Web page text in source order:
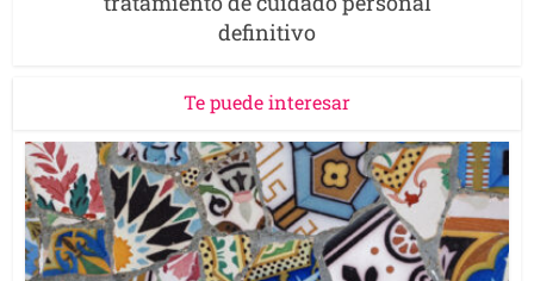
definitivo
Te puede interesar